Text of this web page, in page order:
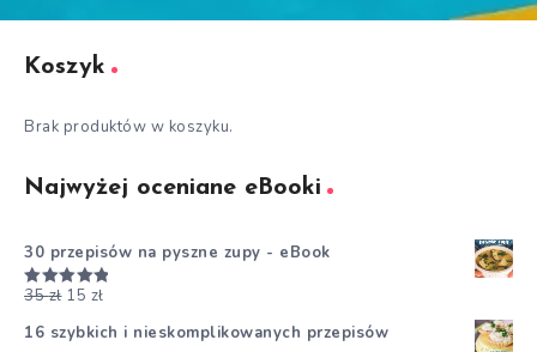
Koszyk
Brak produktów w koszyku.
Najwyżej oceniane eBooki
30 przepisów na pyszne zupy - eBook
Oceniono
35zł 15 zł
16 szybkich i nieskomplikowanych przepisów